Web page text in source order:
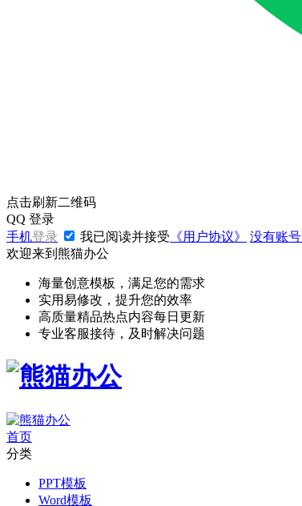
点击刷新二维码
QQ 登录
手机登录 我已阅读并接受 《用户协议》 没有账号
欢迎来到熊猫办公
海量创意模板，满足您的需求
实用易修改，提升您的效率
高质量精品热点内容每日更新
专业客服接待，及时解决问题
首页
分类
PPT模板
Word模板